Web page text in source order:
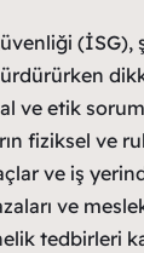
(İSG),
ve etik
fiziksel ve
ve iş
ve
tedbirleri